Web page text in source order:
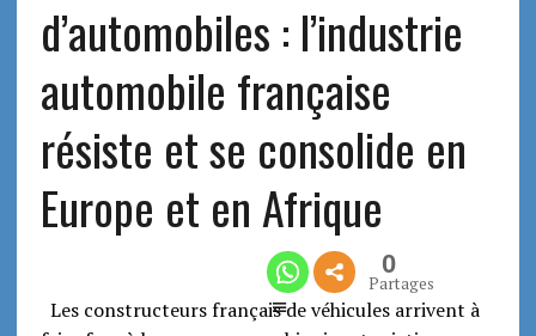
d’automobiles : l’industrie
automobile française
résiste et se consolide en
Europe et en Afrique
0
Partages
Les constructeurs français de véhicules arrivent à